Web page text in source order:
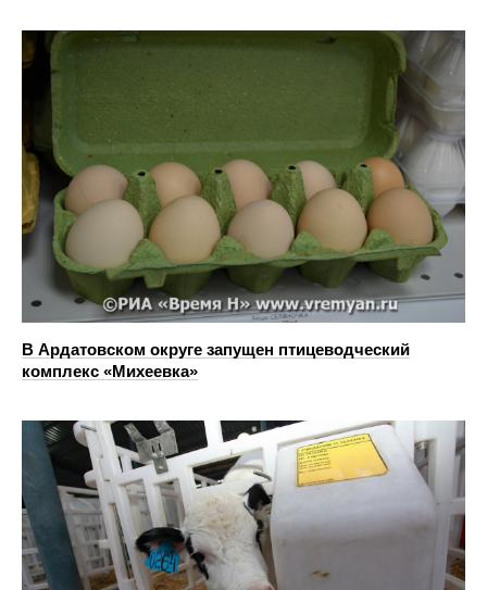
В Ардатовском округе запущен птицеводческий
комплекс «Михеевка»